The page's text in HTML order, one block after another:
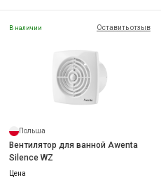
В наличии Оставить отзыв
Польша
Вентилятор для ванной Awenta
Silence WZ
Цена